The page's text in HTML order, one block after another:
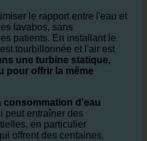
le rapport entre l'eau et
lavabos, sans
patients. En installant le
tourbillonnée et l'air est
une turbine statique,
pour offrir la même
consommation d'eau
peut entraîner des
en particulier
offrent des centaines,